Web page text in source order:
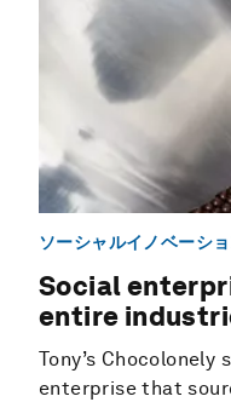
ソーシャルイノベーシ
Social
entire
Tony’s
enterprise that